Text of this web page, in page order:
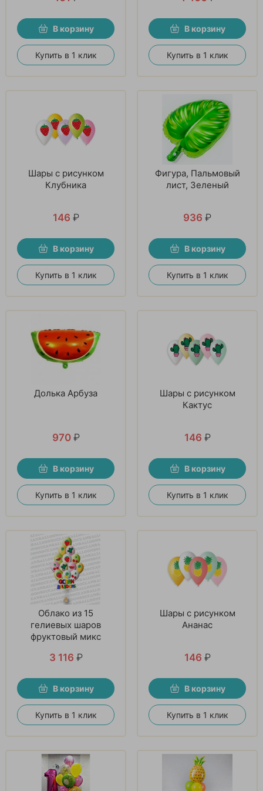
В корзину
Купить в 1 клик
В корзину
Купить в 1 клик
Шары с рисунком
Клубника
146 ₽
В корзину
Купить в 1 клик
Фигура, Пальмовый
лист, Зеленый
936 ₽
В корзину
Купить в 1 клик
Долька Арбуза
970 ₽
В корзину
Купить в 1 клик
Шары с рисунком
Кактус
146 ₽
В корзину
Купить в 1 клик
Облако из 15
гелиевых шаров
фруктовый микс
3 116 ₽
В корзину
Купить в 1 клик
Шары с рисунком
Ананас
146 ₽
В корзину
Купить в 1 клик